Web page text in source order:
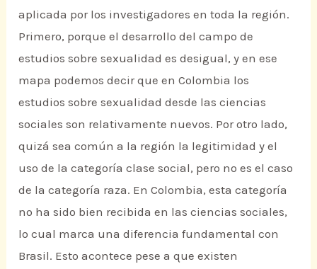
aplicada por los investigadores en toda la región.
Primero, porque el desarrollo del campo de
estudios sobre sexualidad es desigual, y en ese
mapa podemos decir que en Colombia los
estudios sobre sexualidad desde las ciencias
sociales son relativamente nuevos. Por otro lado,
quizá sea común a la región la legitimidad y el
uso de la categoría clase social, pero no es el caso
de la categoría raza. En Colombia, esta categoría
no ha sido bien recibida en las ciencias sociales,
lo cual marca una diferencia fundamental con
Brasil. Esto acontece pese a que existen